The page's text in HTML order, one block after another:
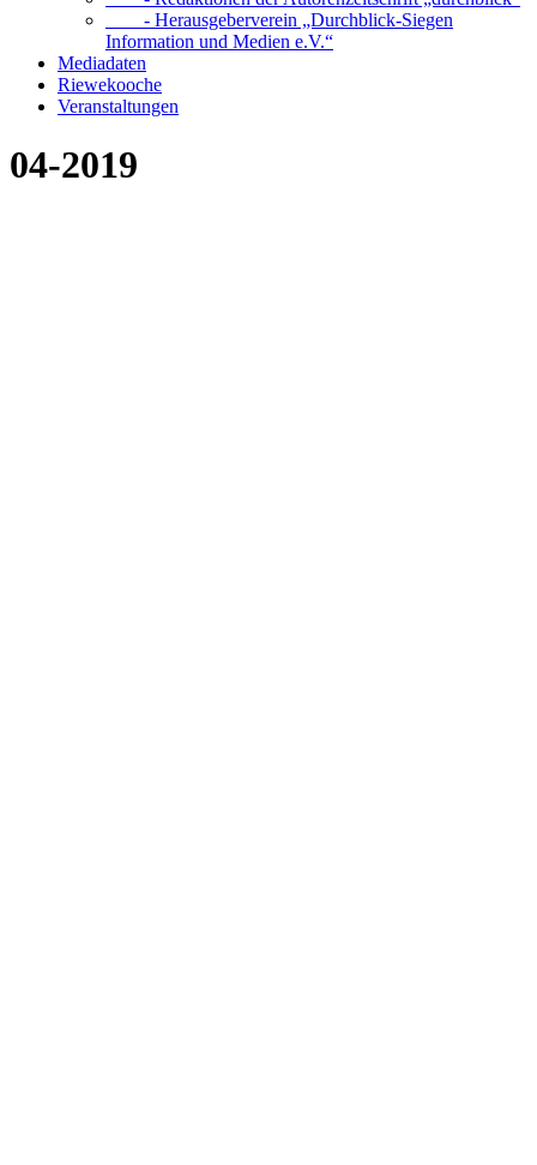
- Herausgeberverein „Durchblick-Siegen
Information und Medien e.V.“
Mediadaten
Riewekooche
Veranstaltungen
04-2019